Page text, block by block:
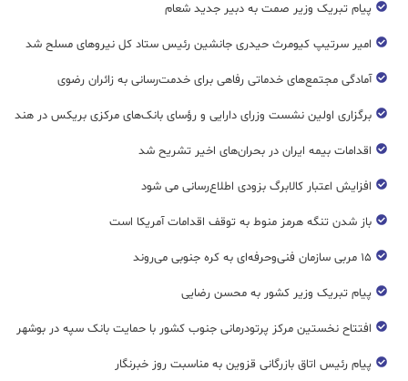
پیام تبریک وزیر صمت به دبیر جدید شعام
امیر سرتیپ کیومرث حیدری جانشین رئیس ستاد کل نیروهای مسلح شد
آمادگی مجتمع‌های خدماتی رفاهی برای خدمت‌رسانی به زائران رضوی
برگزاری اولین نشست وزرای دارایی و رؤسای بانک‌های مرکزی بریکس در هند
اقدامات بیمه ایران در بحران‌های اخیر تشریح شد
افزایش اعتبار کالابرگ بزودی اطلاع‌رسانی می شود
باز شدن تنگه هرمز منوط به توقف اقدامات آمریکا است
۱۵ مربی سازمان فنی‌وحرفه‌ای به کره جنوبی می‌روند
پیام تبریک وزیر کشور به محسن رضایی
افتتاح نخستین مرکز پرتودرمانی جنوب کشور با حمایت بانک سپه در بوشهر
پیام رئیس اتاق بازرگانی قزوین به مناسبت روز خبرنگار